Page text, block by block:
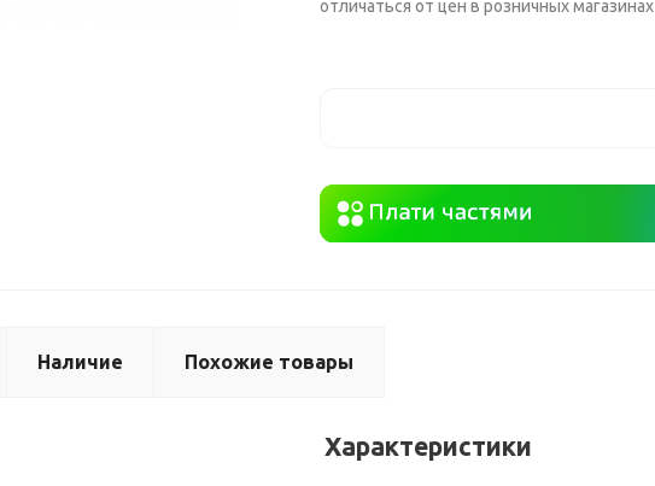
отличаться от цен в розничных магазинах
Наличие Похожие товары
Характеристики